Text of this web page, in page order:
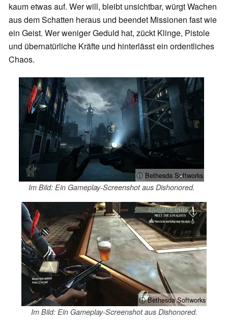
kaum etwas auf. Wer will, bleibt unsichtbar, würgt Wachen
aus dem Schatten heraus und beendet Missionen fast wie
ein Geist. Wer weniger Geduld hat, zückt Klinge, Pistole
und übernatürliche Kräfte und hinterlässt ein ordentliches
Chaos.
ⓘ Bethesda Softworks
Im Bild: Ein Gameplay-Screenshot aus Dishonored.
ⓘ Bethesda Softworks
Im Bild: Ein Gameplay-Screenshot aus Dishonored.